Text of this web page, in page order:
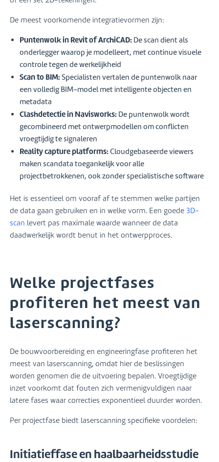
De meest voorkomende integratievormen zijn:
Puntenwolk in Revit of ArchiCAD: De scan dient als
onderlegger waarop je modelleert, met continue visuele
controle tegen de werkelijkheid
Scan to BIM: Specialisten vertalen de puntenwolk naar
een volledig BIM-model met intelligente objecten en
metadata
Clashdetectie in Navisworks: De puntenwolk wordt
gecombineerd met ontwerpmodellen om conflicten
vroegtijdig te signaleren
Reality capture platforms: Cloudgebaseerde viewers
maken scandata toegankelijk voor alle
projectbetrokkenen, ook zonder specialistische software
Het is essentieel om vooraf af te stemmen welke partijen
de data gaan gebruiken en in welke vorm. Een goede 3D-
scan levert pas maximale waarde wanneer de data
daadwerkelijk wordt benut in het ontwerpproces.
Welke projectfases
profiteren het meest van
laserscanning?
De bouwvoorbereiding en engineeringfase profiteren het
meest van laserscanning, omdat hier de beslissingen
worden genomen die de uitvoering bepalen. Vroegtijdige
inzet voorkomt dat fouten zich vermenigvuldigen naar
latere fases waar correcties exponentieel duurder worden.
Per projectfase biedt laserscanning specifieke voordelen:
Initiatieffase en haalbaarheidsstudie